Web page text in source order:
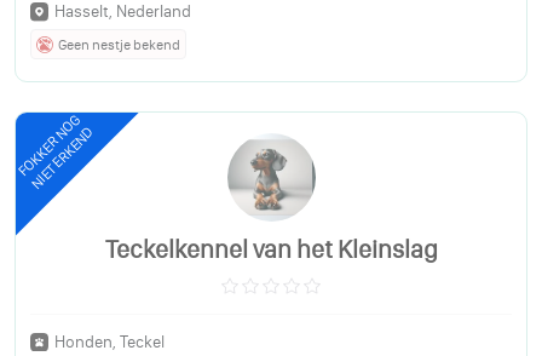
Hasselt, Nederland
Geen nestje bekend
FOKKER NOG
NIET ERKEND
Teckelkennel van het Kleinslag
Honden, Teckel